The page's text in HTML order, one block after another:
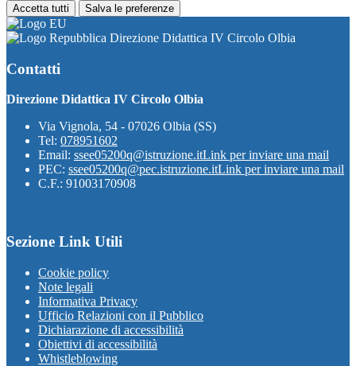
Accetta tutti Salva le preferenze
Direzione Didattica IV Circolo Olbia
Contatti
Direzione Didattica IV Circolo Olbia
Via Vignola, 54 - 07026 Olbia (SS)
Tel: 078951602
Email: ssee05200q@istruzione.itLink per inviare una mail
PEC: ssee05200q@pec.istruzione.itLink per inviare una mail
C.F.: 91003170908
Sezione Link Utili
Cookie policy
Note legali
Informativa Privacy
Ufficio Relazioni con il Pubblico
Dichiarazione di accessibilità
Obiettivi di accessibilità
Whistleblowing